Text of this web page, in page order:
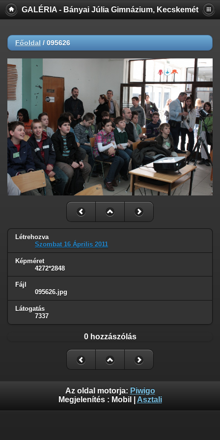
GALÉRIA - Bányai Júlia Gimnázium, Kecskemét
Főoldal / 095626
Létrehozva
Szombat 16 Április 2011
Képméret
4272*2848
Fájl
095626.jpg
Látogatás
7337
0 hozzászólás
Az oldal motorja: Piwigo
Megjelenítés : Mobil Asztali